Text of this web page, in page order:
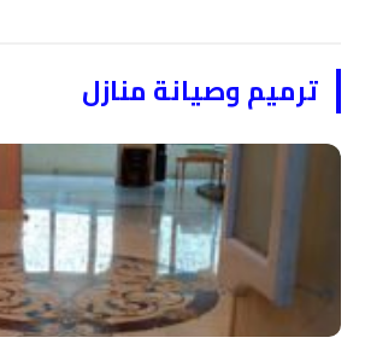
ترميم وصيانة منازل